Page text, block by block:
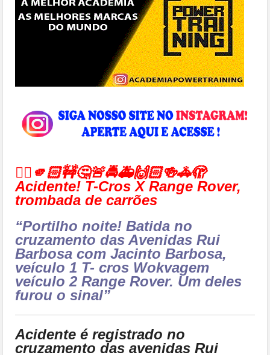
👉🏻🫵🏻🚧🤔🚨🚔🚑🙌🏻🍻🚓🫣
Acidente! T-Cros X Range Rover,
trombada de carrões
“Portilho noite! Batida no
cruzamento das Avenidas Rui
Barbosa com Jacinto Barbosa,
veículo 1 T- cros Wokvagem
veículo 2 Range Rover. Um deles
furou o sinal”
Acidente é registrado no
cruzamento das avenidas Rui